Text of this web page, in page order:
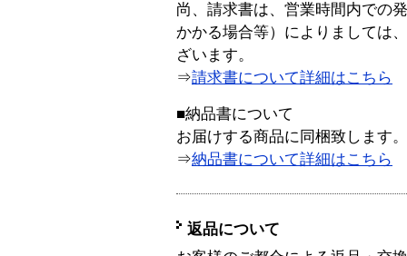
尚、請求書は、営業時間内での
かかる場合等）によりましては
ざいます。
⇒請求書について詳細はこちら
■納品書について
お届けする商品に同梱致します。
⇒納品書について詳細はこちら
返品について